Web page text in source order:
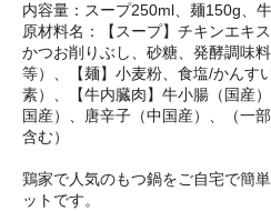
内容量：スープ250ml、麺150g、
原材料名：【スープ】チキンエキ
かつお削りぶし、砂糖、発酵調味
等）、【麺】小麦粉、食塩/かんす
素）、【牛内臓肉】牛小腸（国産
国産）、唐辛子（中国産）、（一
含む）
鶏家で人気のもつ鍋をご自宅で簡
ットです。